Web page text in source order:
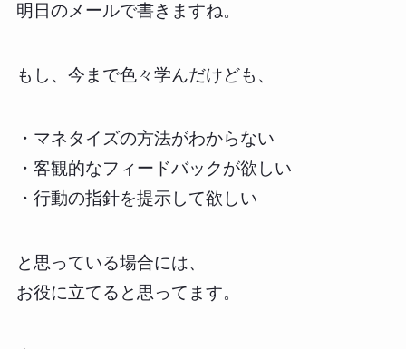
明日のメールで書きますね。
もし、今まで色々学んだけども、
・マネタイズの方法がわからない
・客観的なフィードバックが欲しい
・行動の指針を提示して欲しい
と思っている場合には、
お役に立てると思ってます。